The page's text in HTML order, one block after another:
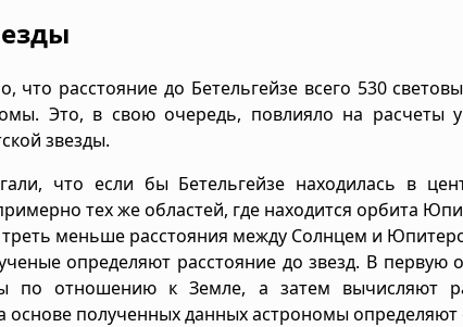
что расстояние до Бетельгейзе всего 530
Это, в свою очередь, повлияло на расчеты
звезды.
что если бы Бетельгейзе находилась в
тех же областей, где находится орбита
треть меньше расстояния между Солнцем и
определяют расстояние до звезд. В первую
по отношению к Земле, а затем вычисляют
основе полученных данных астрономы